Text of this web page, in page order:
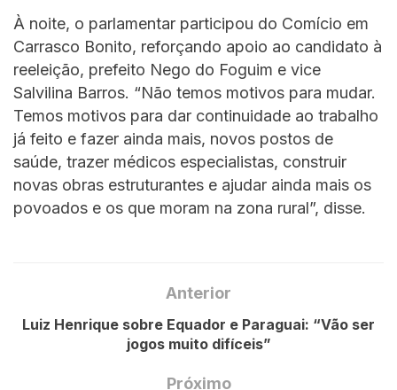
À noite, o parlamentar participou do Comício em
Carrasco Bonito, reforçando apoio ao candidato à
reeleição, prefeito Nego do Foguim e vice
Salvilina Barros. “Não temos motivos para mudar.
Temos motivos para dar continuidade ao trabalho
já feito e fazer ainda mais, novos postos de
saúde, trazer médicos especialistas, construir
novas obras estruturantes e ajudar ainda mais os
povoados e os que moram na zona rural”, disse.
Anterior
Luiz Henrique sobre Equador e Paraguai: “Vão ser
jogos muito difíceis”
Próximo